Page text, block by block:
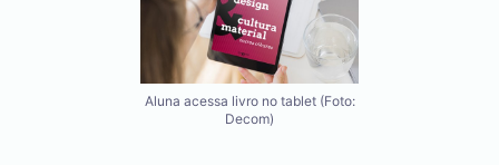
Aluna acessa livro no tablet (Foto:
Decom)